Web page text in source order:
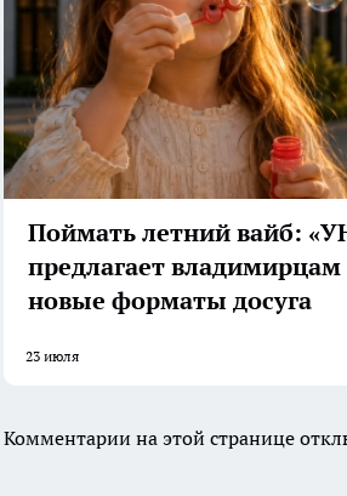
Поймать летний вайб:
предлагает
новые форматы досуга
23 июля
Комментарии на этой странице